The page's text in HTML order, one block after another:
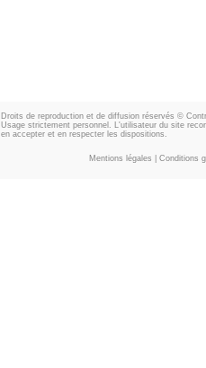
Droits de reproduction et de diffusion réservés ©
Usage strictement personnel. L'utilisateur du site
en accepter et en respecter les dispositions.
Mentions légales Conditions